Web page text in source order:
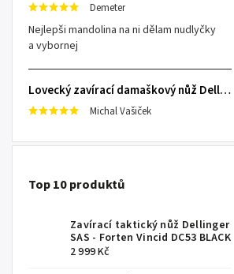
Demeter
Nejlepši mandolina na ni dělam nudlyčky
a vybornej
Lovecký zavírací damaškový nůž Dellinger Damask Star
Michal Vašiček
Top 10 produktů
Zavírací taktický nůž Dellinger
SAS - Forten Vincid DC53 BLACK
2 999 Kč